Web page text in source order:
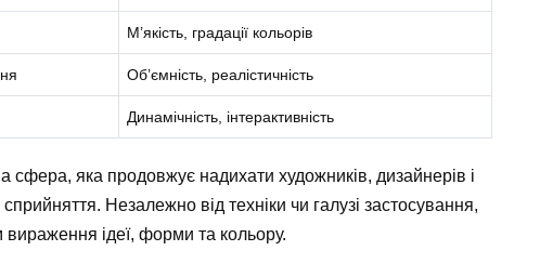
М’якість, градації кольорів
Об’ємність, реалістичність
Динамічність, інтерактивність
сфера, яка продовжує надихати художників, дизайнерів і
Незалежно від техніки чи галузі застосування,
ідеї, форми та кольору.